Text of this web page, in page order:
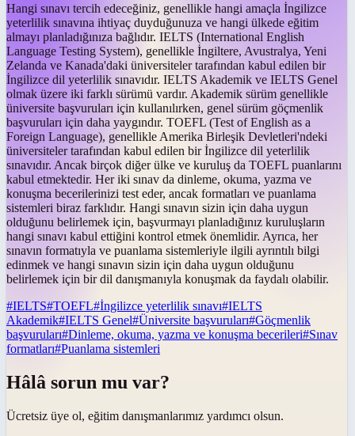
Hangi sınavı tercih edeceğiniz, genellikle hangi amaçla İngilizce
yeterlilik sınavına ihtiyaç duyduğunuza ve hangi ülkede eğitim
almayı planladığınıza bağlıdır. IELTS (International English
Language Testing System), genellikle İngiltere, Avustralya, Yeni
Zelanda ve Kanada'daki üniversiteler tarafından kabul edilen bir
İngilizce dil yeterlilik sınavıdır. IELTS Akademik ve IELTS Genel
olmak üzere iki farklı sürümü vardır. Akademik sürüm genellikle
üniversite başvuruları için kullanılırken, genel sürüm göçmenlik
başvuruları için daha yaygındır. TOEFL (Test of English as a
Foreign Language), genellikle Amerika Birleşik Devletleri'ndeki
üniversiteler tarafından kabul edilen bir İngilizce dil yeterlilik
sınavıdır. Ancak birçok diğer ülke ve kuruluş da TOEFL puanlarını
kabul etmektedir. Her iki sınav da dinleme, okuma, yazma ve
konuşma becerilerinizi test eder, ancak formatları ve puanlama
sistemleri biraz farklıdır. Hangi sınavın sizin için daha uygun
olduğunu belirlemek için, başvurmayı planladığınız kuruluşların
hangi sınavı kabul ettiğini kontrol etmek önemlidir. Ayrıca, her
sınavın formatıyla ve puanlama sistemleriyle ilgili ayrıntılı bilgi
edinmek ve hangi sınavın sizin için daha uygun olduğunu
belirlemek için bir dil danışmanıyla konuşmak da faydalı olabilir.
#IELTS#TOEFL#İngilizce yeterlilik sınavı#IELTS
Akademik#IELTS Genel#Üniversite başvuruları#Göçmenlik
başvuruları#Dinleme, okuma, yazma ve konuşma becerileri#Sınav
formatları#Puanlama sistemleri
Hâlâ sorun mu var?
Ücretsiz üye ol, eğitim danışmanlarımız yardımcı olsun.